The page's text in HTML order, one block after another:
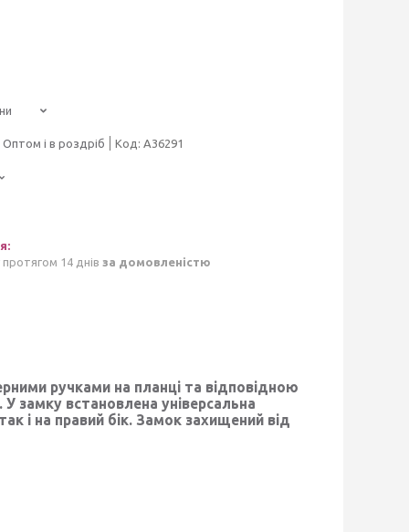
Оптом і в роздріб Код: А36291
14 днів за домовленістю
ручками на планці та відповідною
замку встановлена універсальна
і на правий бік. Замок захищений від